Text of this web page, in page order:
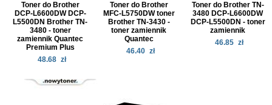
Toner do Brother
DCP-L6600DW DCP-
L5500DN Brother TN-
3480 - toner
zamiennik Quantec
Premium Plus
48.68 zł
Toner do Brother
MFC-L5750DW toner
Brother TN-3430 -
toner zamiennik
Quantec
46.40 zł
Toner do Brother TN-
3480 DCP-L6600DW
DCP-L5500DN - toner
zamiennik
46.85 zł